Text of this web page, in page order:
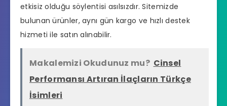
etkisiz olduğu söylentisi asılsızdır. Sitemizde
bulunan ürünler, aynı gün kargo ve hızlı destek
hizmeti ile satın alınabilir.
Makalemizi Okudunuz mu? Cinsel
Performansı Artıran İlaçların Türkçe
İsimleri